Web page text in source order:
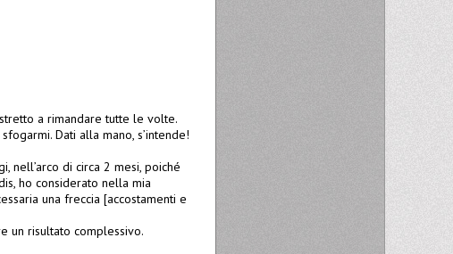
a rimandare tutte le volte.
Dati alla mano, s’intende!
nell’arco di circa 2 mesi, poiché
ho considerato nella mia
una freccia [accostamenti e
un risultato complessivo.